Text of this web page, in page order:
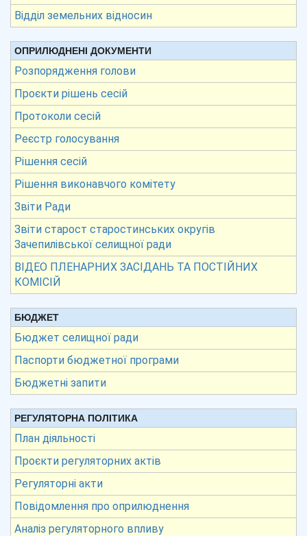
Відділ земельних відносин
ОПРИЛЮДНЕНІ ДОКУМЕНТИ
Розпорядження голови
Проєкти рішень сесій
Протоколи сесій
Реєстр голосування
Рішення сесій
Рішення виконавчого комітету
Звіти Ради
Звіти старост старостинських округів
Зачепилівської селищної ради
ВІДЕО ПЛЕНАРНИХ ЗАСІДАНЬ ТА ПОСТІЙНИХ
КОМІСІЙ
БЮДЖЕТ
Бюджет селищної ради
Паспорти бюджетної програми
Бюджетні запити
РЕГУЛЯТОРНА ПОЛІТИКА
План діяльності
Проєкти регуляторних актів
Регуляторні акти
Повідомлення про оприлюднення
Аналіз регуляторного впливу